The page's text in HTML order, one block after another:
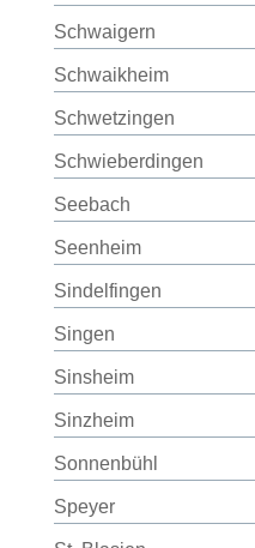
Schwaigern
Schwaikheim
Schwetzingen
Schwieberdingen
Seebach
Seenheim
Sindelfingen
Singen
Sinsheim
Sinzheim
Sonnenbühl
Speyer